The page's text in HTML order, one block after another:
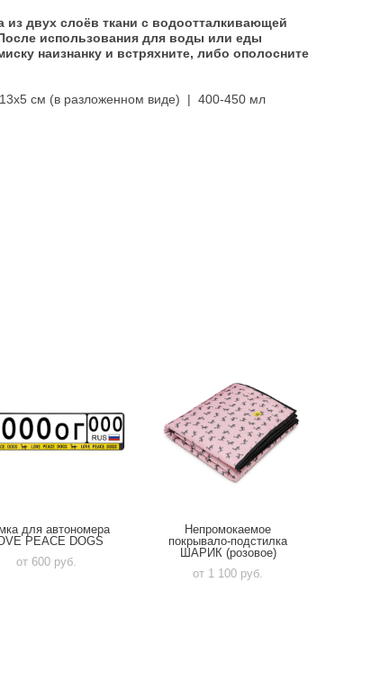
из двух слоёв ткани с водоотталкивающей
использования для воды или еды
наизнанку и встряхните, либо ополосните
см (в разложенном виде) | 400-450 мл
для автономера
PEACE DOGS
от 600 pуб.
Непромокаемое
покрывало-подстилка
ШАРИК (розовое)
от 1 100 pуб.